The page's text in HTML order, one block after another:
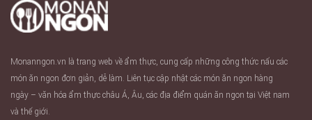
Monanngon.vn là trang web về ẩm thực, cung cấp những công thức nấu các
món ăn ngon đơn giản, dễ làm. Liên tục cập nhật các món ăn ngon hàng
ngày – văn hóa ẩm thực châu Á, Âu, các địa điểm quán ăn ngon tại Việt nam
và thế giới.